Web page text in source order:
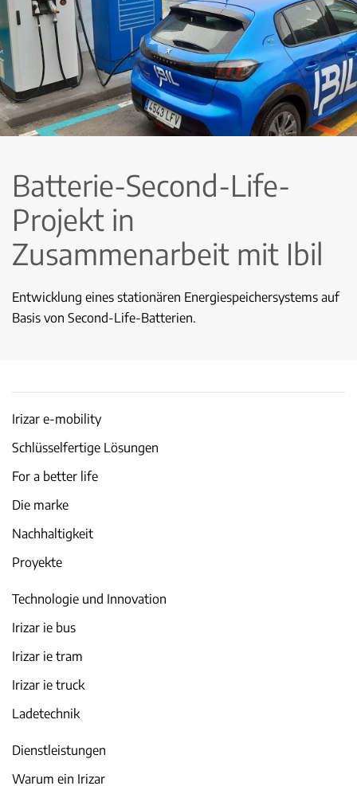
Batterie-Second-Life-
Projekt in
Zusammenarbeit mit Ibil
Entwicklung eines stationären Energiespeichersystems auf
Basis von Second-Life-Batterien.
Irizar e-mobility
Schlüsselfertige Lösungen
For a better life
Die marke
Nachhaltigkeit
Proyekte
Technologie und Innovation
Irizar ie bus
Irizar ie tram
Irizar ie truck
Ladetechnik
Dienstleistungen
Warum ein Irizar